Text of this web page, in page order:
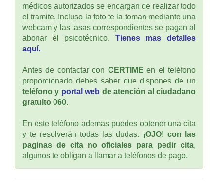
médicos autorizados se encargan de realizar todo
el tramite. Incluso la foto te la toman mediante una
webcam y las tasas correspondientes se pagan al
abonar el psicotécnico. Tienes mas detalles
aquí.
Antes de contactar con CERTIME en el teléfono
proporcionado debes saber que dispones de un
teléfono y portal web de atención al ciudadano
gratuito 060.
En este teléfono ademas puedes obtener una cita
y te resolverán todas las dudas. ¡OJO! con las
paginas de cita no oficiales para pedir cita,
algunos te obligan a llamar a teléfonos de pago.